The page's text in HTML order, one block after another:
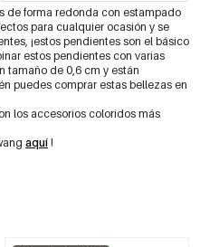
de forma redonda con estampado
para cualquier ocasión y se
¡estos pendientes son el básico
estos pendientes con varias
tamaño de 0,6 cm y están
puedes comprar estas bellezas en
los accesorios coloridos más
aquí !